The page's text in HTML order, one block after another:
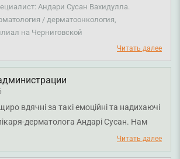
каждую проблему и ее причину. Не
и изнутри. Очень люблю врача и
от всего сердца. Отдельное спасибо
листа ожидания - это действительно
к врачу, ведь график у него очень
Андари Сусан Вахидулла.
/ дерматоонкология,
на Черниговской
Читать далее
вдячні за такі емоційні та надихаючі
дерматолога Андарі Сусан. Нам
що ви цінуєте комплексний підхід
уважність до деталей. Довготривала
Читать далее